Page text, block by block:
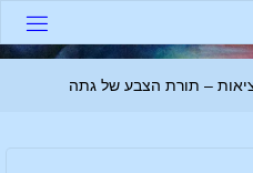
– תורת הצבע של גתה